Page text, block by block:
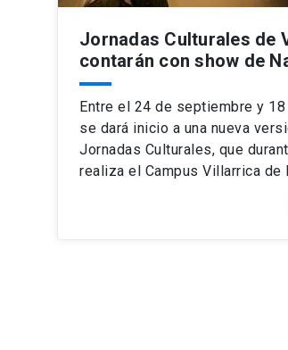
Jornadas Culturales de
contarán con show de
Entre el 24 de septiembre y
se dará inicio a una nueva
Jornadas Culturales, que
realiza el Campus Villarrica de